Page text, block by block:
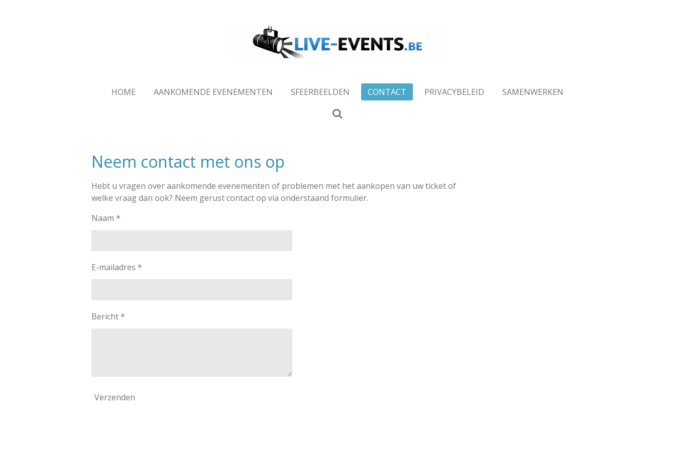
HOME AANKOMENDE EVENEMENTEN SFEERBEELDEN CONTACT PRIVACYBELEID SAMENWERKEN
Neem contact met ons op
Hebt u vragen over aankomende evenementen of problemen met het aankopen van uw ticket of
welke vraag dan ook? Neem gerust contact op via onderstaand formulier.
Naam *
E-mailadres *
Bericht *
Verzenden